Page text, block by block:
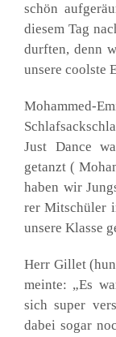
schön
die­sem Tag
durf­ten, denn
unse­re cools­te
Moham­med-
Just Dance
getanzt (
haben wir
rer Mit­schü­ler
unse­re Klas­se
Herr Gil­let
mein­te: „Es
sich super
dabei sogar